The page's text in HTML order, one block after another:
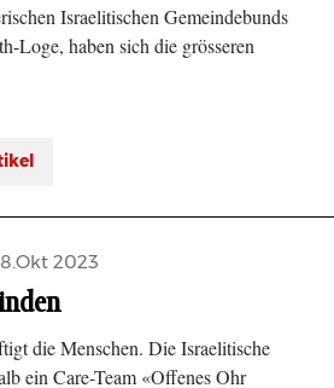
Israelitischen Gemeindebunds
Loge, haben sich die grösseren
2023
die Menschen. Die Israelitische
ein Care-Team «Offenes Ohr